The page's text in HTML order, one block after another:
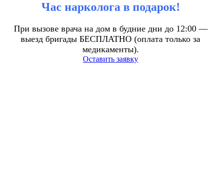
Час нарколога в подарок!
При вызове врача на дом в будние дни до 12:00 —
выезд бригады БЕСПЛАТНО (оплата только за
медикаменты).
Оставить заявку